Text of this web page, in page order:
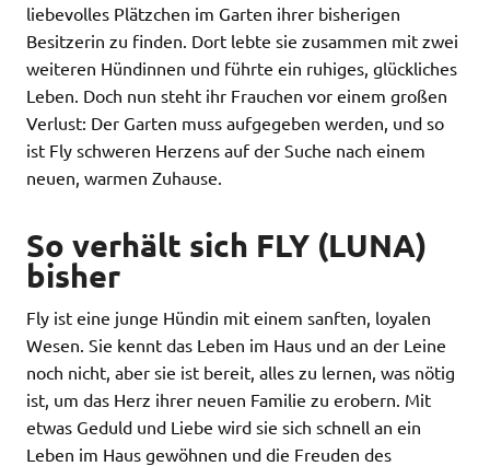
liebevolles Plätzchen im Garten ihrer bisherigen
Besitzerin zu finden. Dort lebte sie zusammen mit zwei
weiteren Hündinnen und führte ein ruhiges, glückliches
Leben. Doch nun steht ihr Frauchen vor einem großen
Verlust: Der Garten muss aufgegeben werden, und so
ist Fly schweren Herzens auf der Suche nach einem
neuen, warmen Zuhause.
So verhält sich FLY (LUNA)
bisher
Fly ist eine junge Hündin mit einem sanften, loyalen
Wesen. Sie kennt das Leben im Haus und an der Leine
noch nicht, aber sie ist bereit, alles zu lernen, was nötig
ist, um das Herz ihrer neuen Familie zu erobern. Mit
etwas Geduld und Liebe wird sie sich schnell an ein
Leben im Haus gewöhnen und die Freuden des